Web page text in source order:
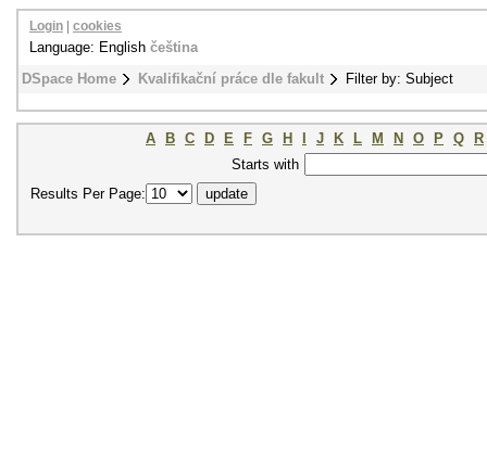
DSpace Home Kvalifikační práce dle fakult Filter by: Subject
Login cookies
Language: English čeština
A B C D E F G H J K L M N O P Q
R
Starts with
Results Per Page: